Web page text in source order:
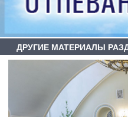
ДРУГИЕ МАТЕРИАЛЫ